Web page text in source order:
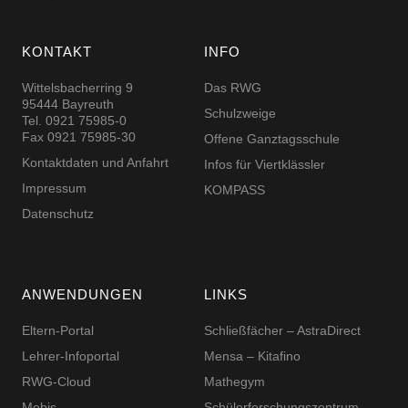
KONTAKT
Wittelsbacherring 9
95444 Bayreuth
Tel. 0921 75985-0
Fax 0921 75985-30
Kontaktdaten und Anfahrt
Impressum
Datenschutz
INFO
Das RWG
Schulzweige
Offene Ganztagsschule
Infos für Viertklässler
KOMPASS
ANWENDUNGEN
Eltern-Portal
Lehrer-Infoportal
RWG-Cloud
LINKS
Schließfächer – AstraDirect
Mensa – Kitafino
Mathegym